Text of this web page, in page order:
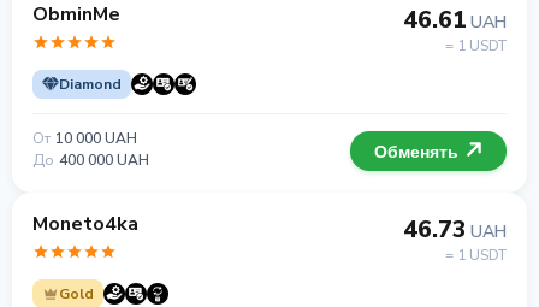
ObminMe
Diamond
46.61 UAH
= 1 USDT
От 10 000 UAH
До 400 000 UAH Обменять
Moneto4ka
Gold
46.73 UAH
= 1 USDT